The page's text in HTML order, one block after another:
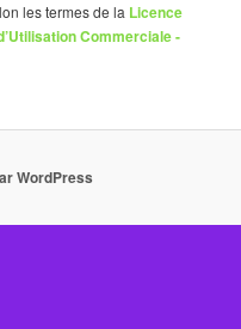
les termes de la Licence
Commerciale -
WordPress